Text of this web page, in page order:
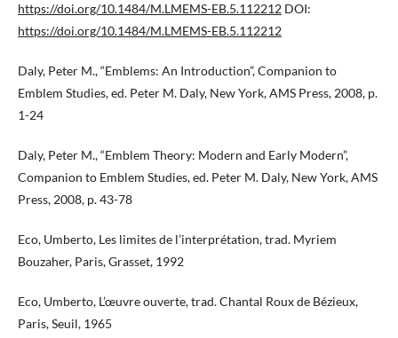
https://doi.org/10.1484/M.LMEMS-EB.5.112212 DOI:
https://doi.org/10.1484/M.LMEMS-EB.5.112212
Daly, Peter M., “Emblems: An Introduction”, Companion to
Emblem Studies, ed. Peter M. Daly, New York, AMS Press, 2008, p.
1-24
Daly, Peter M., “Emblem Theory: Modern and Early Modern”,
Companion to Emblem Studies, ed. Peter M. Daly, New York, AMS
Press, 2008, p. 43-78
Eco, Umberto, Les limites de l’interprétation, trad. Myriem
Bouzaher, Paris, Grasset, 1992
Eco, Umberto, L’œuvre ouverte, trad. Chantal Roux de Bézieux,
Paris, Seuil, 1965